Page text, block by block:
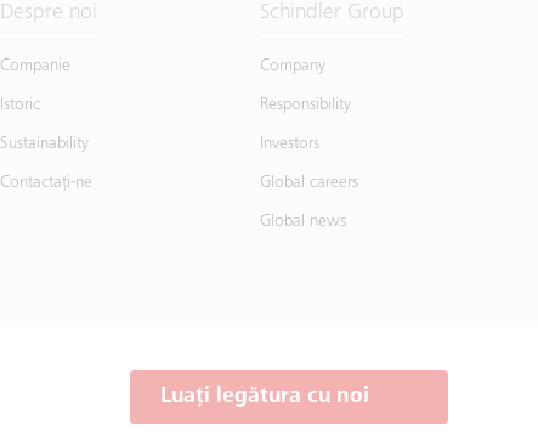
Despre noi
Companie
Istoric
Sustainability
Contactaţi-ne
Schindler Group
Company
Responsibility
Investors
Global careers
Global news
Luați legătura cu noi